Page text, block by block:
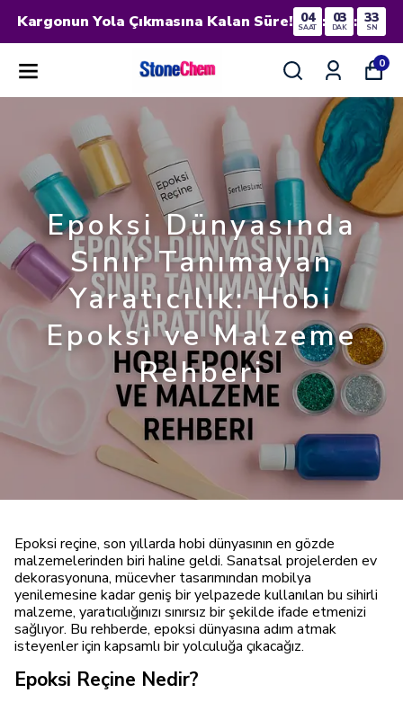
Kargonun Yola Çıkmasına Kalan Süre! 04
SAAT : 03
DAK : 33
SN
0
Epoksi Dünyasında
Sınır Tanımayan
Yaratıcılık: Hobi
Epoksi ve Malzeme
Rehberi
Epoksi reçine, son yıllarda hobi dünyasının en gözde
malzemelerinden biri haline geldi. Sanatsal projelerden ev
dekorasyonuna, mücevher tasarımından mobilya
yenilemesine kadar geniş bir yelpazede kullanılan bu sihirli
malzeme, yaratıcılığınızı sınırsız bir şekilde ifade etmenizi
sağlıyor. Bu rehberde, epoksi dünyasına adım atmak
isteyenler için kapsamlı bir yolculuğa çıkacağız.
Epoksi Reçine Nedir?